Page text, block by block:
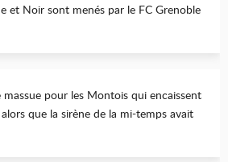
et Noir sont menés par le FC Grenoble
massue pour les Montois qui encaissent
alors que la sirène de la mi-temps avait